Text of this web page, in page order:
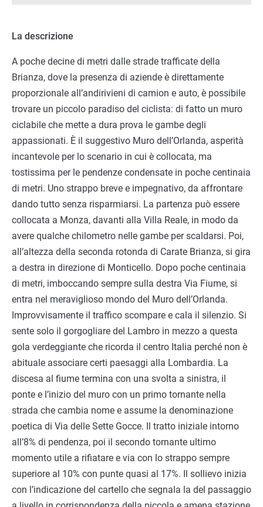
La descrizione
A poche decine di metri dalle strade trafficate della
Brianza, dove la presenza di aziende è direttamente
proporzionale all’andirivieni di camion e auto, è possibile
trovare un piccolo paradiso del ciclista: di fatto un muro
ciclabile che mette a dura prova le gambe degli
appassionati. È il suggestivo Muro dell’Orlanda, asperità
incantevole per lo scenario in cui è collocata, ma
tostissima per le pendenze condensate in poche centinaia
di metri. Uno strappo breve e impegnativo, da affrontare
dando tutto senza risparmiarsi. La partenza può essere
collocata a Monza, davanti alla Villa Reale, in modo da
avere qualche chilometro nelle gambe per scaldarsi. Poi,
all’altezza della seconda rotonda di Carate Brianza, si gira
a destra in direzione di Monticello. Dopo poche centinaia
di metri, imboccando sempre sulla destra Via Fiume, si
entra nel meraviglioso mondo del Muro dell’Orlanda.
Improvvisamente il traffico scompare e cala il silenzio. Si
sente solo il gorgogliare del Lambro in mezzo a questa
gola verdeggiante che ricorda il centro Italia perché non è
abituale associare certi paesaggi alla Lombardia. La
discesa al fiume termina con una svolta a sinistra, il
ponte e l’inizio del muro con un primo tornante nella
strada che cambia nome e assume la denominazione
poetica di Via delle Sette Gocce. Il tratto iniziale intorno
all’8% di pendenza, poi il secondo tornante ultimo
momento utile a rifiatare e via con lo strappo sempre
superiore al 10% con punte quasi al 17%. Il sollievo inizia
con l’indicazione del cartello che segnala la del passaggio